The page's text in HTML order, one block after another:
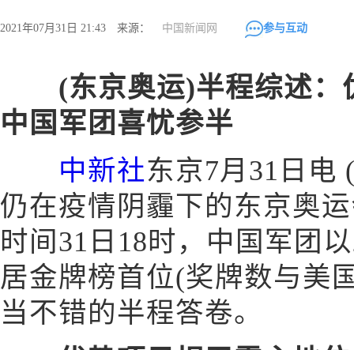
2021年07月31日 21:43 来源： 中国新闻网 参与互动
(东京奥运)半程综述：
中国军团喜忧参半
中新社东京7月31日电
仍在疫情阴霾下的东京奥
时间31日18时，中国军团
居金牌榜首位(奖牌数与美
当不错的半程答卷。